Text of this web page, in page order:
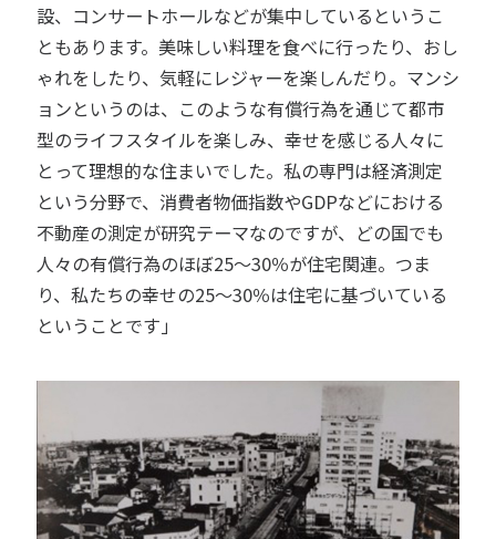
設、コンサートホールなどが集中しているというこ
ともあります。美味しい料理を食べに行ったり、おし
ゃれをしたり、気軽にレジャーを楽しんだり。マンシ
ョンというのは、このような有償行為を通じて都市
型のライフスタイルを楽しみ、幸せを感じる人々に
とって理想的な住まいでした。私の専門は経済測定
という分野で、消費者物価指数やGDPなどにおける
不動産の測定が研究テーマなのですが、どの国でも
人々の有償行為のほぼ25〜30％が住宅関連。つま
り、私たちの幸せの25〜30％は住宅に基づいている
ということです」